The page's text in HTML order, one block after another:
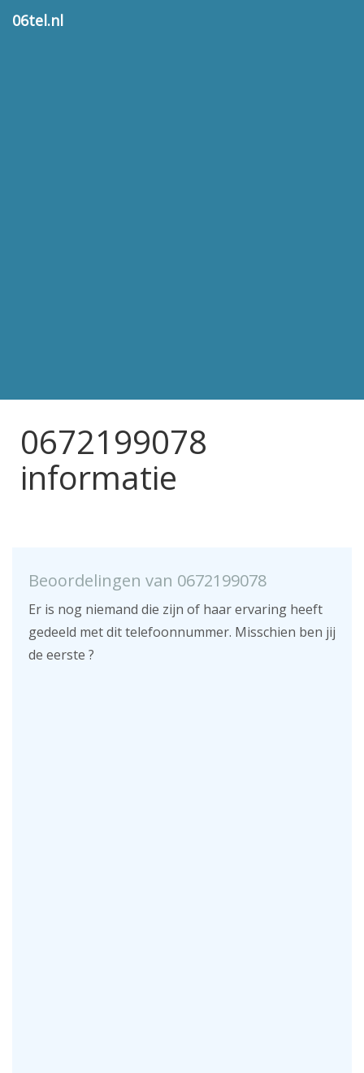
06tel.nl
0672199078
informatie
Beoordelingen van 0672199078
Er is nog niemand die zijn of haar ervaring heeft
gedeeld met dit telefoonnummer. Misschien ben jij
de eerste ?